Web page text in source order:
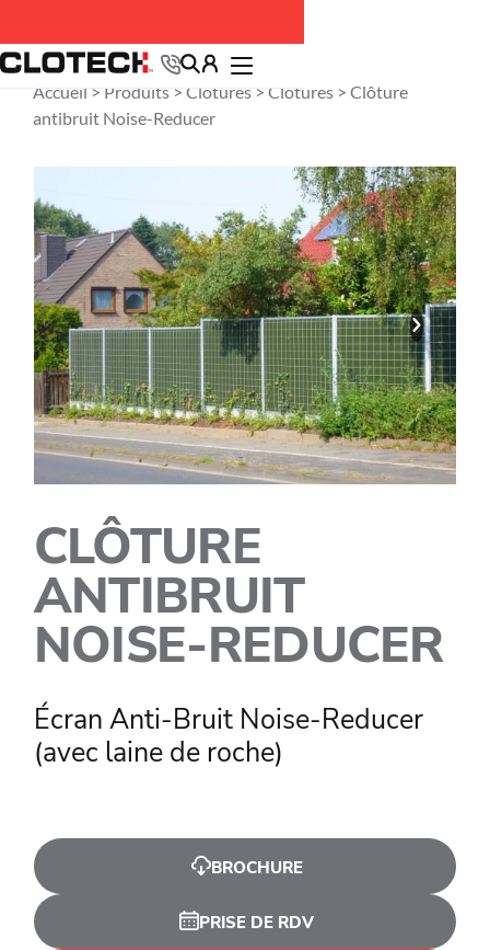
Accueil > Produits> Clôtures> Clôtures> Clôture
antibruit Noise-Reducer
CLÔTURE
ANTIBRUIT
NOISE-REDUCER
Écran Anti-Bruit Noise-Reducer
(avec laine de roche)
BROCHURE
PRISE DE RDV